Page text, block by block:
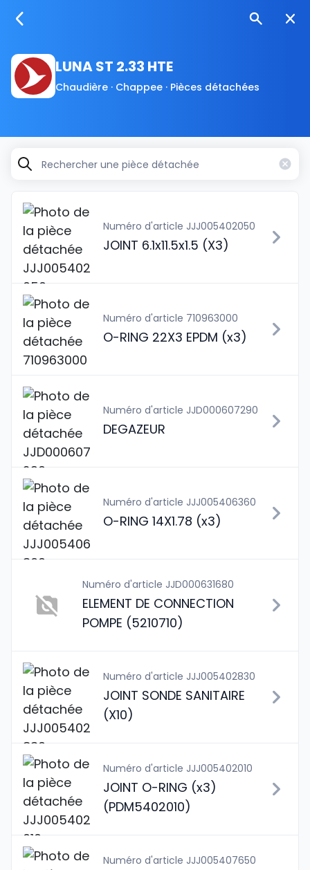
LUNA ST 2.33 HTE
Chaudière · Chappee · Pièces détachées
Numéro d'article JJJ005402050
JOINT 6.1x11.5x1.5 (X3)
Numéro d'article 710963000
O-RING 22X3 EPDM (x3)
Numéro d'article JJD000607290
DEGAZEUR
Numéro d'article JJJ005406360
O-RING 14X1.78 (x3)
Numéro d'article JJD000631680
ELEMENT DE CONNECTION
POMPE (5210710)
Numéro d'article JJJ005402830
JOINT SONDE SANITAIRE
(X10)
Numéro d'article JJJ005402010
JOINT O-RING (x3)
(PDM5402010)
Numéro d'article JJJ005407650